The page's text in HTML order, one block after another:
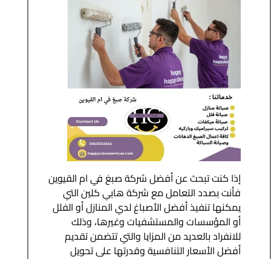
إذا كنت تبحث عن أفضل شركة صبغ في ام القيوين
فأنت بصدد التعامل مع شركة هابي كلين التي
يمكنها تنفيذ أفضل الأصباغ لدي المنازل أو الفلل
أو المؤسسات والمستشفيات وغيرها، وذلك
للانفراد بالعديد من المزايا والتي تتضمن تقديم
أفضل الأسعار التنافسية وقدرتها على تحويل